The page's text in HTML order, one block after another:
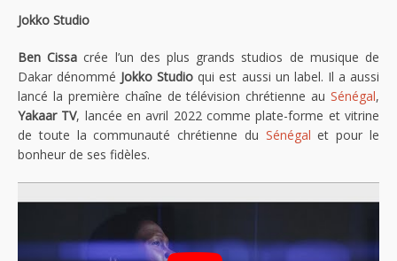
Jokko Studio
Ben Cissa crée l’un des plus grands studios de musique de
Dakar dénommé Jokko Studio qui est aussi un label. Il a aussi
lancé la première chaîne de télévision chrétienne au Sénégal,
Yakaar TV, lancée en avril 2022 comme plate-forme et vitrine
de toute la communauté chrétienne du Sénégal et pour le
bonheur de ses fidèles.